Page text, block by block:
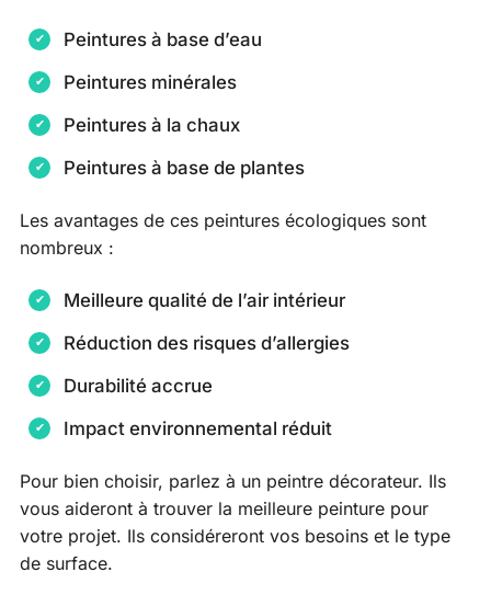
Peintures à base d’eau
Peintures minérales
Peintures à la chaux
Peintures à base de plantes
Les avantages de ces peintures écologiques sont
nombreux :
Meilleure qualité de l’air intérieur
Réduction des risques d’allergies
Durabilité accrue
Impact environnemental réduit
Pour bien choisir, parlez à un peintre décorateur. Ils
vous aideront à trouver la meilleure peinture pour
votre projet. Ils considéreront vos besoins et le type
de surface.